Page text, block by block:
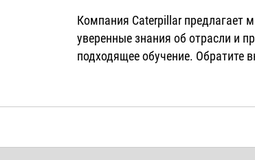
Компания Caterpillar предлагает
уверенные знания об отрасли и
подходящее обучение. Обратите